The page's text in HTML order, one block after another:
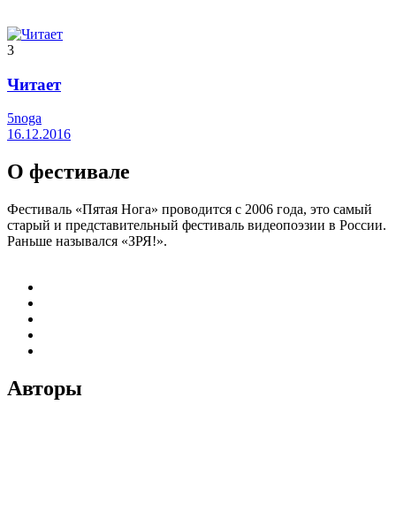
3
Читает
5noga
16.12.2016
О фестивале
Фестиваль «Пятая Нога» проводится с 2006 года, это самый
старый и представительный фестиваль видеопоэзии в России.
Раньше назывался «ЗРЯ!».
Авторы